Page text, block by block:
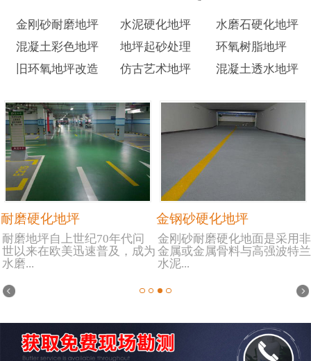
金刚砂耐磨地坪 水泥硬化地坪
水磨石硬化地坪
混凝土彩色地坪
地坪起砂处理
环氧树脂地坪
旧环氧地坪改造
仿古艺术地坪 混凝土透水地坪
耐磨硬化地坪
耐磨地坪自上世纪70年代问
世以来在欧美迅速普及，成为
水磨...
金钢砂硬化地坪
金刚砂耐磨硬化地面是采用非
金属或金属骨料与高强波特兰
水泥...